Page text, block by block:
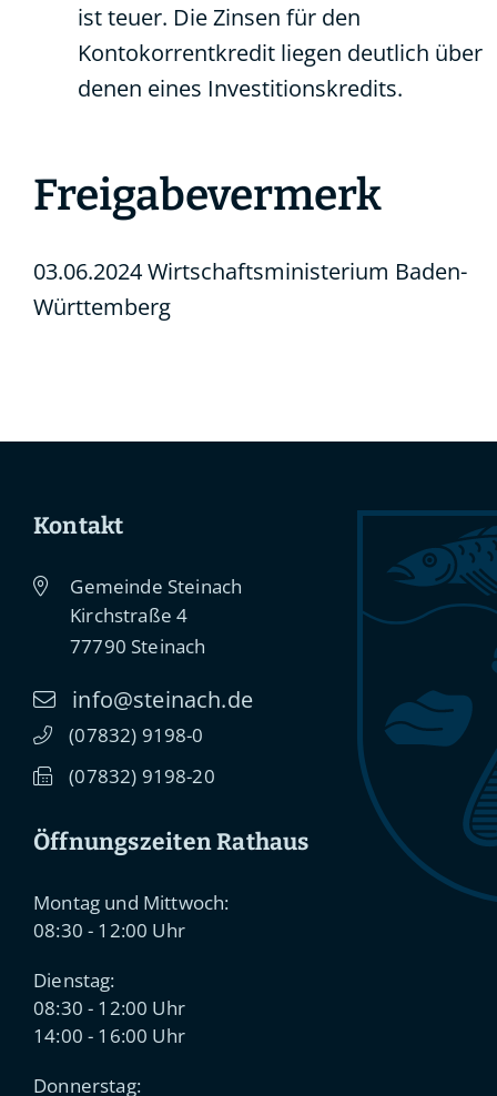
ist teuer. Die Zinsen für den
Kontokorrentkredit liegen deutlich über
denen eines Investitionskredits.
Freigabevermerk
03.06.2024 Wirtschaftsministerium Baden-
Württemberg
Kontakt
Gemeinde Steinach
Kirchstraße 4
77790 Steinach
info@steinach.de
(07832) 91 98-0
(07832) 91 98-20
Öffnungszeiten Rathaus
Montag und Mittwoch:
08:30 - 12:00 Uhr
Dienstag:
08:30 - 12:00 Uhr
14:00 - 16:00 Uhr
Donnerstag: